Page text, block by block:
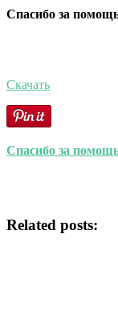
Спасибо за
Скачать
Спасибо за
Related posts: